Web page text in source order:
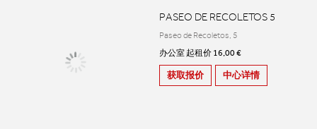
PASEO DE RECOLETOS 5
Paseo de Recoletos, 5
办公室 起租价 16,00 €
获取报价 中心详情